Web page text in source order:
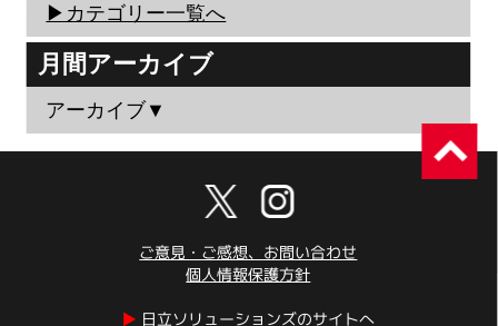
▶︎カテゴリー一覧へ
月間アーカイブ
アーカイブ▼
ご意見・ご感想、お問い合わせ
個人情報保護方針
▶︎ 日立ソリューションズのサイトへ